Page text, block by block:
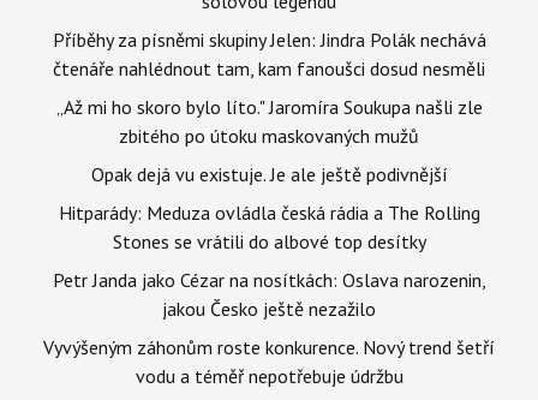
Příběhy za písněmi skupiny Jelen: Jindra Polák nechává
čtenáře nahlédnout tam, kam fanoušci dosud nesměli
„Až mi ho skoro bylo líto." Jaromíra Soukupa našli zle
zbitého po útoku maskovaných mužů
Opak dejá vu existuje. Je ale ještě podivnější
Hitparády: Meduza ovládla česká rádia a The Rolling
Stones se vrátili do albové top desítky
Petr Janda jako Cézar na nosítkách: Oslava narozenin,
jakou Česko ještě nezažilo
Vyvýšeným záhonům roste konkurence. Nový trend šetří
vodu a téměř nepotřebuje údržbu